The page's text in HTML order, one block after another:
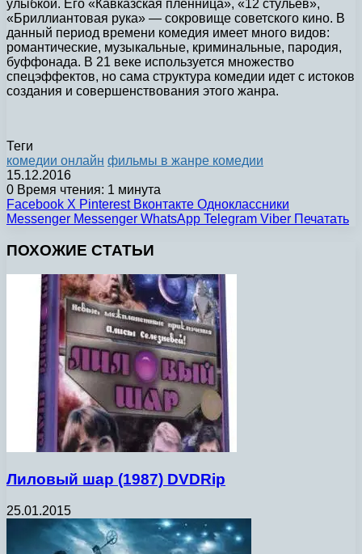
улыбкой. Его «Кавказская пленница», «12 стульев»,
«Бриллиантовая рука» — сокровище советского кино. В
данный период времени комедия имеет много видов:
романтические, музыкальные, криминальные, пародия,
буффонада. В 21 веке используется множество
спецэффектов, но сама структура комедии идет с истоков
создания и совершенствования этого жанра.
Теги
комедии онлайн фильмы в жанре комедии
15.12.2016
0 Время чтения: 1 минута
Facebook X Pinterest Вконтакте Одноклассники
Messenger Messenger WhatsApp Telegram Viber Печатать
ПОХОЖИЕ СТАТЬИ
Лиловый шар (1987) DVDRip
25.01.2015